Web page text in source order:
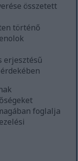
összetett
történő
erjesztésű
foglalja